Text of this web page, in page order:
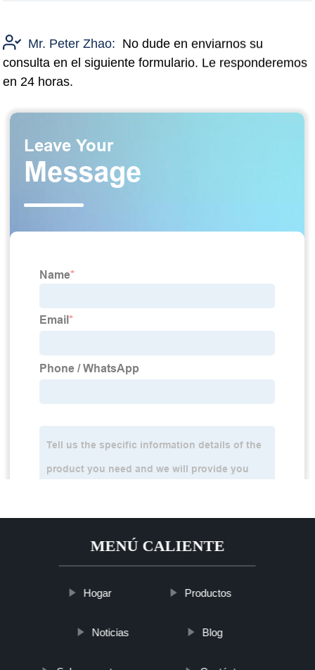
Mr. Peter Zhao: No dude en enviarnos su
consulta en el siguiente formulario. Le responderemos
en 24 horas.
MENÚ CALIENTE
Hogar Productos
Noticias Blog